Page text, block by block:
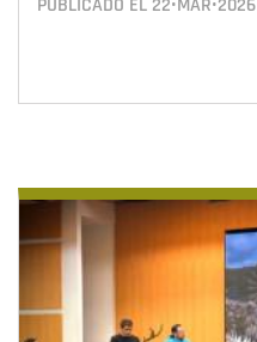
PUBLICADO EL 22•MAR•2026